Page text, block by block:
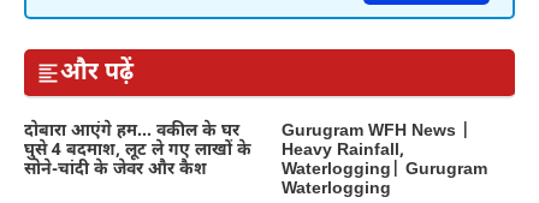
और पढ़ें
दोबारा आएंगे हम… वकील के घर
घुसे 4 बदमाश, लूट ले गए लाखों के
सोने-चांदी के जेवर और कैश
Gurugram WFH News |
Heavy Rainfall,
Waterlogging| Gurugram
Waterlogging